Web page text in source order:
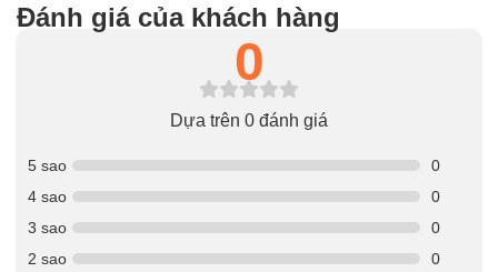
Đánh giá của khách hàng
0
Dựa trên 0 đánh giá
5 sao
0
4 sao
0
3 sao
0
2 sao
0